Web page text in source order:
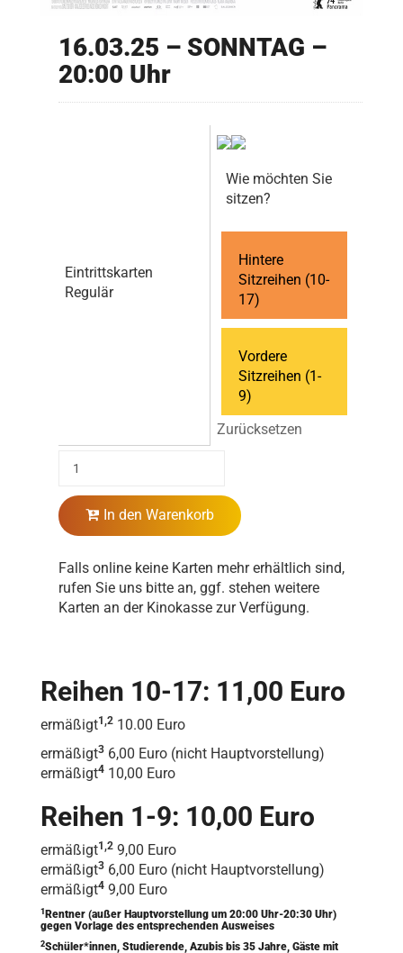
16.03.25 – SONNTAG –
20:00 Uhr
Eintrittskarten
Regulär
Wie möchten Sie
sitzen?
Hintere
Sitzreihen (10-
17)
Vordere
Sitzreihen (1-
9)
Zurücksetzen
In den Warenkorb
Falls online keine Karten mehr erhältlich sind,
rufen Sie uns bitte an, ggf. stehen weitere
Karten an der Kinokasse zur Verfügung.
Reihen 10-17: 11,00 Euro
ermäßigt1,2 10.00 Euro
ermäßigt3 6,00 Euro (nicht Hauptvorstellung)
ermäßigt4 10,00 Euro
Reihen 1-9: 10,00 Euro
ermäßigt1,2 9,00 Euro
ermäßigt3 6,00 Euro (nicht Hauptvorstellung)
ermäßigt4 9,00 Euro
1 Rentner (außer Hauptvorstellung um 20:00 Uhr-20:30 Uhr)
gegen Vorlage des entsprechenden Ausweises
2Schüler*innen, Studierende, Azubis bis 35 Jahre, Gäste mit